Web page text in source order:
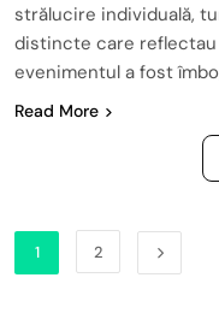
strălucire individuală,
distincte care reflectau
evenimentul a fost
Read More
1 2